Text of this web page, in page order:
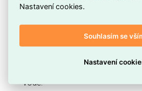
Nenístmívatelné
podmínky.
pohybovým
vodě.
Nastavení cookies.
Souhlasím se
Nastavení